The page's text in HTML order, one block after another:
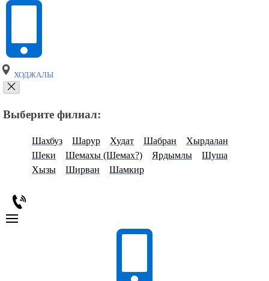
ХОДЖАЛЫ
Выберите филиал:
Шахбуз Шарур Худат Шабран
Хырдалан
Шеки
Шемахы (Шемах?) Ярдымлы
Шуша
Хызы
Ширван Шамкир